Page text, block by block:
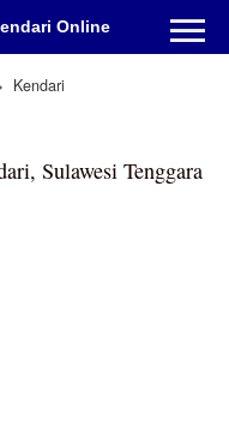
Online
Kendari
Sulawesi Tenggara